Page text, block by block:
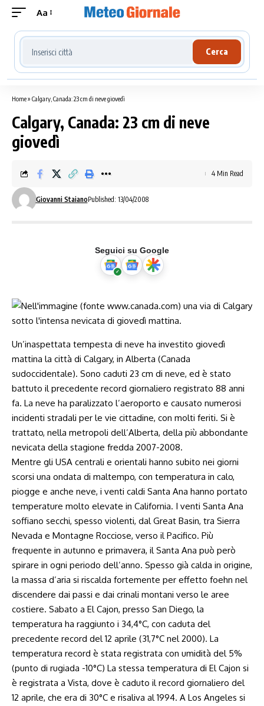
Aa
Cerca località meteo
Cerca
Home» Calgary, Canada: 23 cm di neve giovedì
Calgary, Canada: 23 cm di neve
giovedì
Giovanni StaianoPublished: 13/04/2008
4 Min Read
Seguici su Google
Un’inaspettata tempesta di neve ha investito giovedì
mattina la città di Calgary, in Alberta (Canada
sudoccidentale). Sono caduti 23 cm di neve, ed è stato
battuto il precedente record giornaliero registrato 88 anni
fa. La neve ha paralizzato l’aeroporto e causato numerosi
incidenti stradali per le vie cittadine, con molti feriti. Si è
trattato, nella metropoli dell’Alberta, della più abbondante
nevicata della stagione fredda 2007-2008.
Mentre gli USA centrali e orientali hanno subito nei giorni
scorsi una ondata di maltempo, con temperatura in calo,
piogge e anche neve, i venti caldi Santa Ana hanno portato
temperature molto elevate in California. I venti Santa Ana
soffiano secchi, spesso violenti, dal Great Basin, tra Sierra
Nevada e Montagne Rocciose, verso il Pacifico. Più
frequente in autunno e primavera, il Santa Ana può però
spirare in ogni periodo dell’anno. Spesso già calda in origine,
la massa d’aria si riscalda fortemente per effetto foehn nel
discendere dai passi e dai crinali montani verso le aree
costiere. Sabato a El Cajon, presso San Diego, la
temperatura ha raggiunto i 34,4°C, con caduta del
precedente record del 12 aprile (31,7°C nel 2000). La
temperatura record è stata registrata con umidità del 5%
(punto di rugiada -10°C) La stessa temperatura di El Cajon si
è registrata a Vista, dove è caduto il record giornaliero del
12 aprile, che era di 30°C e risaliva al 1994. A Los Angeles si